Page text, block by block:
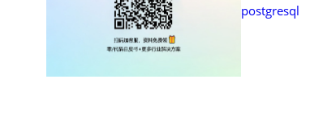
postgresql